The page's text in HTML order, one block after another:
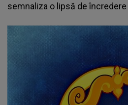
semnaliza o lipsă de încredere